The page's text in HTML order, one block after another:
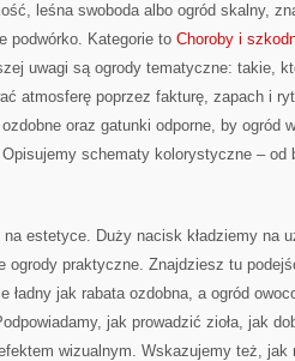
leśna swoboda albo ogród skalny,
podwórko. Kategorie to Choroby i
uwagi są ogrody tematyczne: takie,
atmosferę poprzez fakturę, zapach i
oraz gatunki odporne, by ogród
schematy kolorystyczne – od
estetyce. Duży nacisk kładziemy na
ogrody praktyczne. Znajdziesz tu
ładny jak rabata ozdobna, a ogród
jak prowadzić zioła, jak
wizualnym. Wskazujemy też, jak